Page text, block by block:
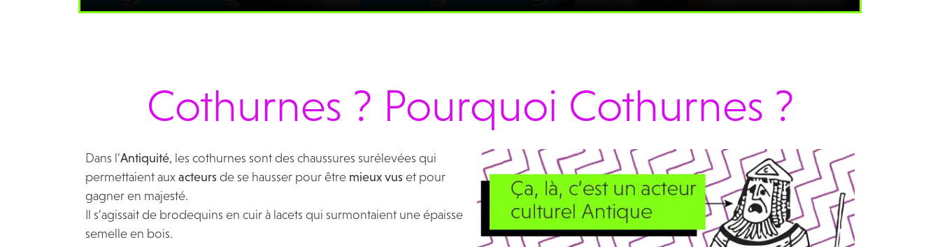
Cothurnes ? Pourquoi Cothurnes ?
Dans l’Antiquité, les cothurnes sont des chaussures surélevées qui
permettaient aux acteurs de se hausser pour être mieux vus et pour
gagner en majesté.
Il s’agissait de brodequins en cuir à lacets qui surmontaient une épaisse
semelle en bois.